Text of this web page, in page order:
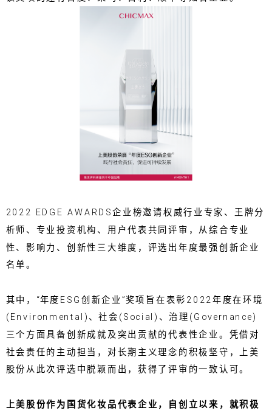
2022 EDGE AWARDS企业榜邀请权威行业专家、王牌分
析师、专业投资机构、用户代表共同评审，从综合专业
性、影响力、创新性三大维度，评选出年度最强创新企业
名单。
其中，“年度ESG创新企业”奖项旨在表彰2022年度在环境
(Environmental)、社会(Social)、治理(Governance)
三个方面具备创新成就及突出贡献的代表性企业。凭借对
社会责任的主动担当，对长期主义理念的积极坚守，上美
股份从此次评选中脱颖而出，获得了评审的一致认可。
上美股份作为国货化妆品代表企业，自创立以来，就积极